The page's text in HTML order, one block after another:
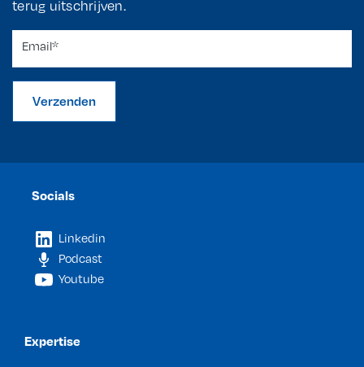
terug uitschrijven.
Verzenden
Socials
Linkedin
Podcast
Youtube
Expertise